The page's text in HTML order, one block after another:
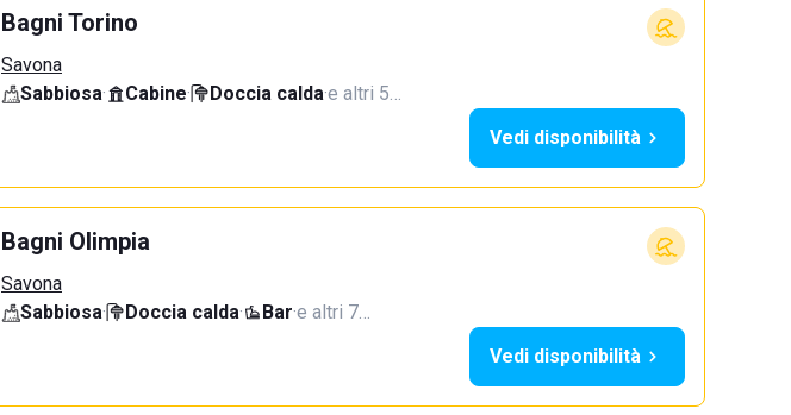
Bagni Torino
Savona
Sabbiosa· Cabine· Doccia calda·e altri 5…
Vedi disponibilità
Bagni Olimpia
Savona
Sabbiosa· Doccia calda· Bar·e altri 7…
Vedi disponibilità